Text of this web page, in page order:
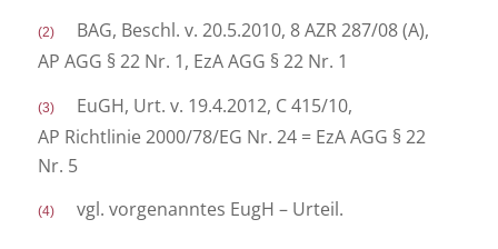
(2)
BAG, Beschl. v. 20.5.2010, 8 AZR 287/08 (A),
AP AGG § 22 Nr. 1, EzA AGG § 22 Nr. 1
(3)
EuGH, Urt. v. 19.4.2012, C 415/10,
AP Richtlinie 2000/78/EG Nr. 24 = EzA AGG § 22
Nr. 5
(4)vgl. vorgenanntes EugH – Urteil.